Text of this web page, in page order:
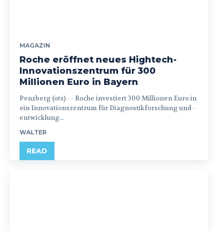
MAGAZIN
Roche eröffnet neues Hightech-
Innovationszentrum für 300
Millionen Euro in Bayern
Penzberg (ots) - - Roche investiert 300 Millionen Euro in
ein Innovationszentrum für Diagnostikforschung und -
entwicklung...
WALTER
READ